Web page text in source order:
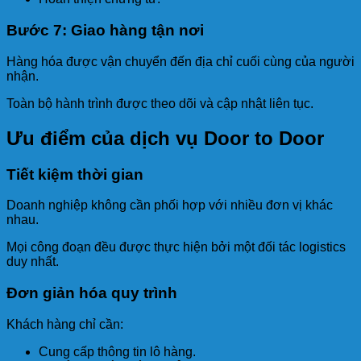
Bước 7: Giao hàng tận nơi
Hàng hóa được vận chuyển đến địa chỉ cuối cùng của người
nhận.
Toàn bộ hành trình được theo dõi và cập nhật liên tục.
Ưu điểm của dịch vụ Door to Door
Tiết kiệm thời gian
Doanh nghiệp không cần phối hợp với nhiều đơn vị khác
nhau.
Mọi công đoạn đều được thực hiện bởi một đối tác logistics
duy nhất.
Đơn giản hóa quy trình
Khách hàng chỉ cần:
Cung cấp thông tin lô hàng.